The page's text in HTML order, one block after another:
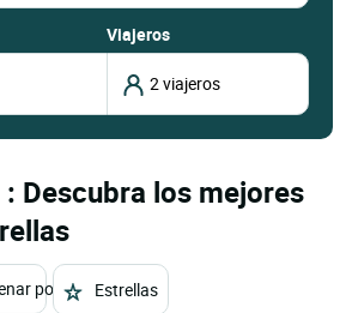
Viajeros
Descubra los mejores
por Estrellas